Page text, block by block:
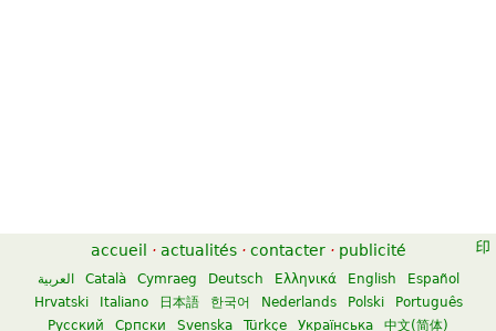
Percussion, Marimba
Alfred Music Publishing
River Song Productions
accueil · actualités · contacter · publicité
العربية Català Cymraeg Deutsch Ελληνικά English
Español
Hrvatski
Italiano 日本語 한국어 Nederlands Polski
Português
Русский
Српски Svenska Türkçe Українська 中文(简体)